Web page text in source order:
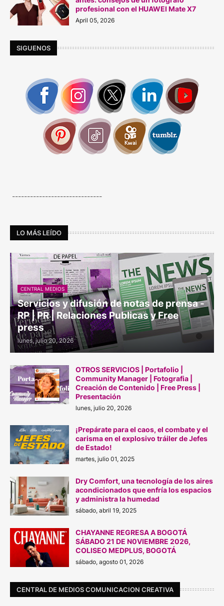
profesional con el HUAWEI Mate X7
April 05, 2026
SIGUENOS
------------------------------
LO MÁS LEÍDO
CENTRAL MEDIOS
Servicios y difusión de notas de prensa -
RP | PR | Relaciones Publicas y Free
press
lunes, julio 20, 2026
OTROS SERVICIOS | Portafolio |
Community Manager | Fotografia |
Creación de Contenido | Free Press |
Presentación
lunes, julio 20, 2026
¡Prepárate para el caos, el combate y el
carisma en el explosivo tráiler de Jefes
de Estado!
martes, julio 01, 2025
Dry Comfort, una tecnología de los aires
acondicionados que enfría los espacios
y administra la humedad
sábado, abril 19, 2025
CHAYANNE REGRESA A BOGOTÁ
SÁBADO 21 DE N0VIEMBRE 2026,
COLISEO MEDPLUS, BOGOTÁ
sábado, agosto 01, 2026
CENTRAL DE MEDIOS COMUNICACION CREATIVA